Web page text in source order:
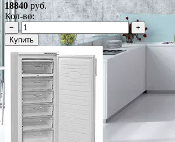
18840руб.
Кол-во:
−
+
Купить